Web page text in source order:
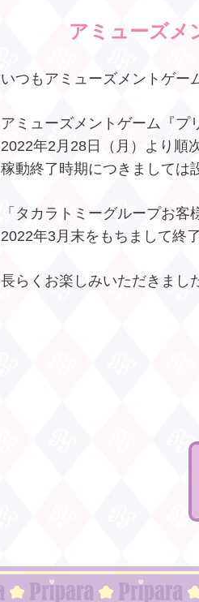
アミューズメ
いつもアミューズメントゲー
アミューズメントゲーム『プ
2022年2月28日（月）より順
稼動終了時期につきましては
「タカラトミーグループお
2022年3月末をもちまして終
長らくお楽しみいただきまし